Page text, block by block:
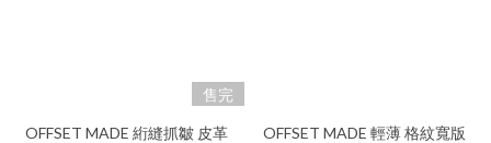
售完
OFFSET MADE 絎縫抓皺 皮革
OFFSET MADE 輕薄 格紋寬版